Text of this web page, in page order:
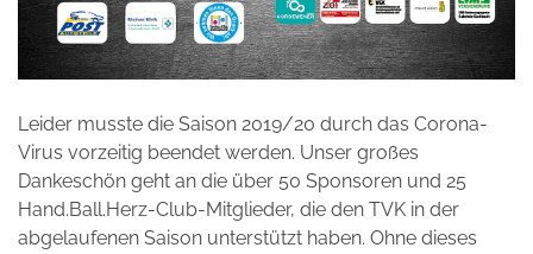
Leider musste die Saison 2019/20 durch das Corona-
Virus vorzeitig beendet werden. Unser großes
Dankeschön geht an die über 50 Sponsoren und 25
Hand.Ball.Herz-Club-Mitglieder, die den TVK in der
abgelaufenen Saison unterstützt haben. Ohne dieses